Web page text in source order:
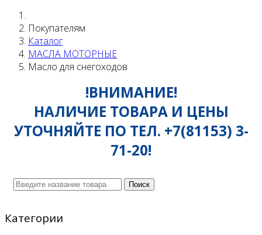
Покупателям
Каталог
МАСЛА МОТОРНЫЕ
Масло для снегоходов
!ВНИМАНИЕ!
НАЛИЧИЕ ТОВАРА И ЦЕНЫ
УТОЧНЯЙТЕ ПО ТЕЛ. +7(81153) 3-
71-20!
Поиск
Категории